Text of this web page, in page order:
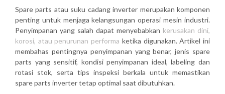
Spare parts atau suku cadang inverter merupakan komponen
penting untuk menjaga kelangsungan operasi mesin industri.
Penyimpanan yang salah dapat menyebabkan kerusakan dini,
korosi, atau penurunan performa ketika digunakan. Artikel ini
membahas pentingnya penyimpanan yang benar, jenis spare
parts yang sensitif, kondisi penyimpanan ideal, labeling dan
rotasi stok, serta tips inspeksi berkala untuk memastikan
spare parts inverter tetap optimal saat dibutuhkan.